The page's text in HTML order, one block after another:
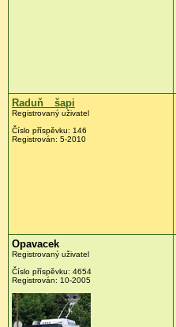
Raduň__šapi
Registrovaný uživatel
Číslo příspěvku: 146
Registrován: 5-2010
Opavacek
Registrovaný uživatel
Číslo příspěvku: 4654
Registrován: 10-2005